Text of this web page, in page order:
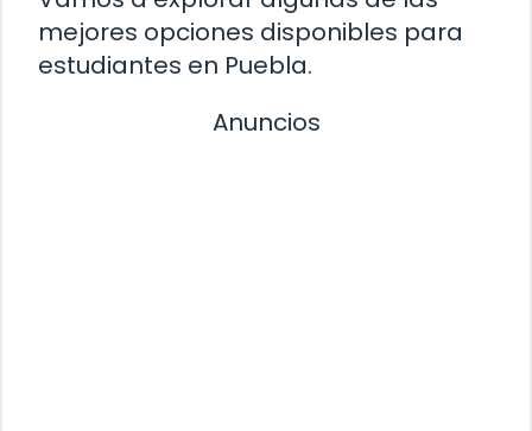
mejores opciones disponibles para
estudiantes en Puebla.
Anuncios